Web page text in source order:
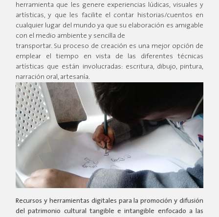
herramienta que les genere experiencias lúdicas, visuales y
artísticas, y que les facilite el contar historias/cuentos en
cualquier lugar del mundo ya que su elaboración es amigable
con el medio ambiente y sencilla de
transportar. Su proceso de creación es una mejor opción de
emplear el tiempo en vista de las diferentes técnicas
artísticas que están involucradas: escritura, dibujo, pintura,
narración oral, artesanía.
Recursos y herramientas digitales para la promoción y difusión
del patrimonio cultural tangible e intangible enfocado a las